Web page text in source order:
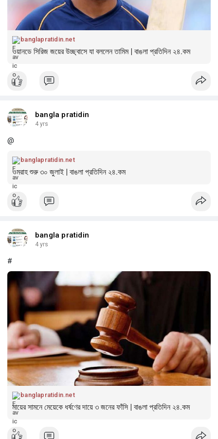
banglapratidin.net
ওয়ানডে সিরিজ জয়ের উচ্ছ্বাসে যা বললেন তামিম | বাঙলা প্রতিদিন ২৪.কম
bangla pratidin
4 yrs
@
banglapratidin.net
ওমরাহ শুরু ৩০ জুলাই | বাঙলা প্রতিদিন ২৪.কম
bangla pratidin
4 yrs
#
banglapratidin.net
মায়ের সামনে মেয়েকে ধর্ষণের দায়ে ৩ জনের ফাঁসি | বাঙলা প্রতিদিন ২৪.কম